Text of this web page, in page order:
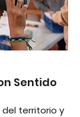
Sentido
territorio y